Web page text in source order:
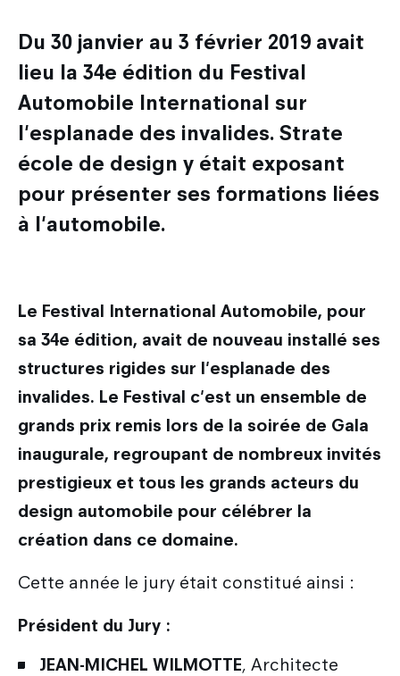
Encyclopédie du design
FAQ
Qui sommes-nous ?
Admission en Mastères Spécialisés
Admissions hors Mon Master
Combien coûtent mes études ?
Les secteurs d'activité du designer
Que deviennent nos diplômés ?
Recherche
Strate Research
Labo : Robotics by design lab
Labo : Exalt Design Lab
Labo : Reset Design Lab
Labo : Ethos Design Lab
International
Découvrir le service international
Le cursus Design à l'international
L'échange académique
Entreprises
Du 30 janvier au 3 février 2019 avait
lieu la 34e édition du Festival
Automobile International sur
l'esplanade des invalides. Strate
école de design y était exposant
pour présenter ses formations liées
à l'automobile.
Le Festival International Automobile, pour
sa 34e édition, avait de nouveau installé ses
structures rigides sur l'esplanade des
invalides. Le Festival c'est un ensemble de
grands prix remis lors de la soirée de Gala
inaugurale, regroupant de nombreux invités
prestigieux et tous les grands acteurs du
design automobile pour célébrer la
création dans ce domaine.
Cette année le jury était constitué ainsi :
Président du Jury :
JEAN-MICHEL WILMOTTE, Architecte